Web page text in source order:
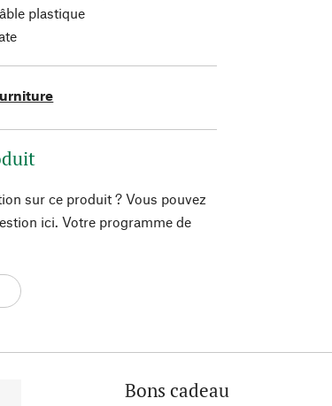
plastique
sur ce produit ? Vous pouvez
ici. Votre programme de
Bons cadeau